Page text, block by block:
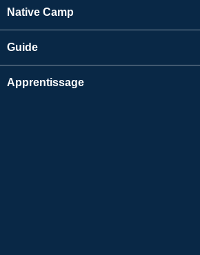
Native Camp
Guide
Apprentissage